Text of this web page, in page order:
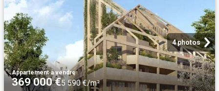
4 photos
Appartement·à vendre
369 000 €5 590 €/m²